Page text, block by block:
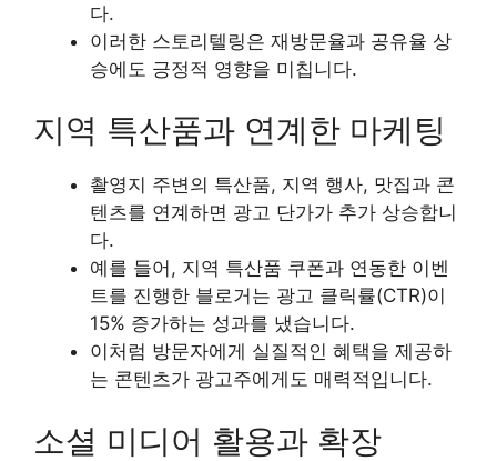
다.
이러한 스토리텔링은 재방문율과 공유율 상
승에도 긍정적 영향을 미칩니다.
지역 특산품과 연계한 마케팅
촬영지 주변의 특산품, 지역 행사, 맛집과 콘
텐츠를 연계하면 광고 단가가 추가 상승합니
다.
예를 들어, 지역 특산품 쿠폰과 연동한 이벤
트를 진행한 블로거는 광고 클릭률(CTR)이
15% 증가하는 성과를 냈습니다.
이처럼 방문자에게 실질적인 혜택을 제공하
는 콘텐츠가 광고주에게도 매력적입니다.
소셜 미디어 활용과 확장